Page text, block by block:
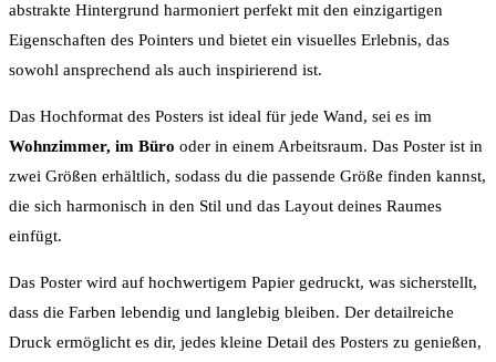
abstrakte Hintergrund harmoniert perfekt mit den einzigartigen
Eigenschaften des Pointers und bietet ein visuelles Erlebnis, das
sowohl ansprechend als auch inspirierend ist.
Das Hochformat des Posters ist ideal für jede Wand, sei es im
Wohnzimmer, im Büro oder in einem Arbeitsraum. Das Poster ist in
zwei Größen erhältlich, sodass du die passende Größe finden kannst,
die sich harmonisch in den Stil und das Layout deines Raumes
einfügt.
Das Poster wird auf hochwertigem Papier gedruckt, was sicherstellt,
dass die Farben lebendig und langlebig bleiben. Der detailreiche
Druck ermöglicht es dir, jedes kleine Detail des Posters zu genießen,